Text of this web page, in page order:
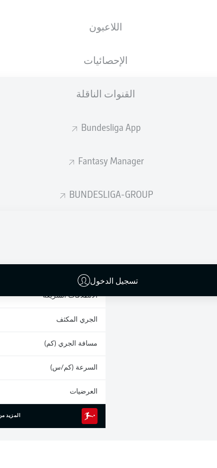
اللاعبون
الإحصائيات
القنوات الناقلة
Bundesliga App
Fantasy Manager
BUNDESLIGA-GROUP
تسجيل الدخول
01.03.1999
إحصائيات موسم 2019/2020
الانطلاقات السريعة
الجري المكثف
مسافة الجري (كم)
السرعة (كم/س)
العرضيات
المزيد